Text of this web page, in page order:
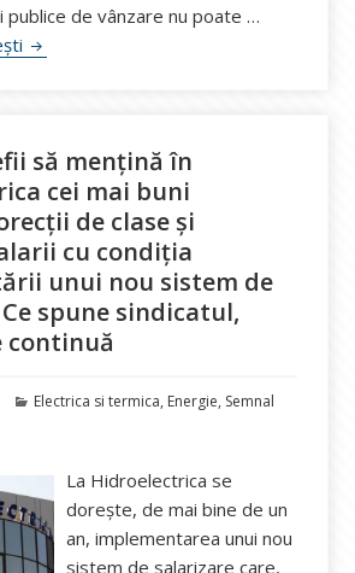
de vânzare nu poate …
Decizii la CE Oltenia: Se amână iar
să mențină în
cei mai buni
de clase și
cu condiția
unui nou sistem de
spune sindicatul,
continuă
Categorii
Electrica si termica, Energie, Semnal
La Hidroelectrica se
dorește, de mai bine de un
an, implementarea unui nou
sistem de salarizare care,